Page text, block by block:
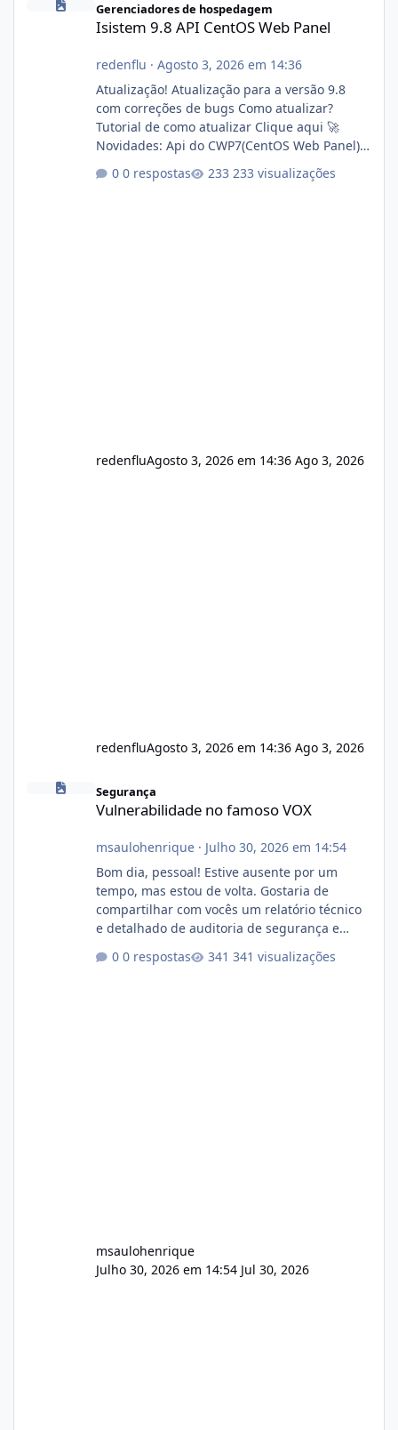
Gerenciadores de hospedagem
Isistem 9.8 API CentOS Web Panel
redenflu · Agosto 3, 2026 em 14:36
Atualização! Atualização para a versão 9.8
com correções de bugs Como atualizar?
Tutorial de como atualizar Clique aqui 🚀
Novidades: Api do CWP7(CentOS Web Panel)
autorizado a usasr o isistem:
0 respostas 233 visualizações
redenfluAgosto 3, 2026 em 14:36 Ago 3, 2026
redenfluAgosto 3, 2026 em 14:36 Ago 3, 2026
Vulnerabilidade no famoso VOX
Segurança
Vulnerabilidade no famoso VOX
msaulohenrique· Julho 30, 2026 em 14:54
Bom dia, pessoal! Estive ausente por um
tempo, mas estou de volta. Gostaria de
compartilhar com vocês um relatório técnico
e detalhado de auditoria de segurança e
atualmente em circulação e comercialização
0 respostas 341 visualizações
msaulohenrique
Julho 30, 2026 em 14:54 Jul 30, 2026